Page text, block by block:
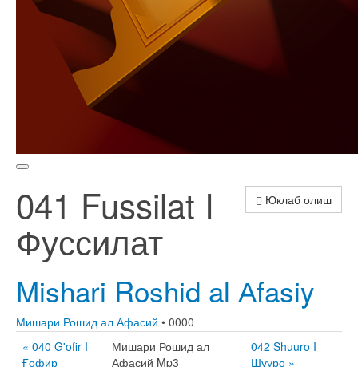
Юклаб олиш
041 Fussilat I
Фуссилат
Mishari Roshid al Аfasiy
Мишари Рошид ал Афасий • 0000
« 040 G'ofir I
Ғофир
Мишари Рошид ал
Афасий Mp3
042 Shuuro I
Шууро »